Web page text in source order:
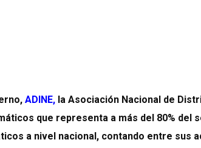
ADINE, la Asociación Nacional de
que representa a más del 80% del
a nivel nacional, contando entre sus